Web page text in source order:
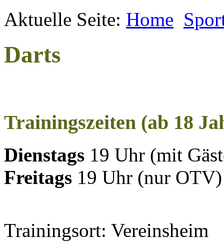
Aktuelle Seite: Home
Darts
Trainingszeiten (ab 18
Dienstags 19 Uhr (mit
Freitags 19 Uhr (nur OTV)
Trainingsort: Vereinsheim